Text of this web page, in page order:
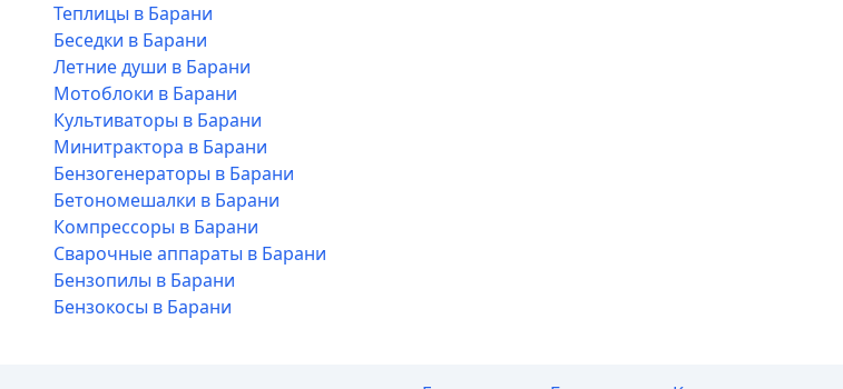
Теплицы в Барани
Беседки в Барани
Летние души в Барани
Мотоблоки в Барани
Культиваторы в Барани
Минитрактора в Барани
Бензогенераторы в Барани
Бетономешалки в Барани
Компрессоры в Барани
Сварочные аппараты в Барани
Бензопилы в Барани
Бензокосы в Барани